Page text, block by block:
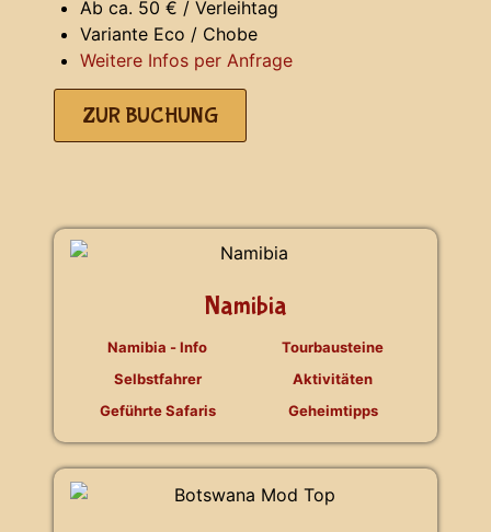
Ab ca. 50 € / Verleihtag
Variante Eco / Chobe
Weitere Infos per Anfrage
ZUR BUCHUNG
Namibia
Namibia - Info
Selbstfahrer
Geführte Safaris
Tourbausteine
Aktivitäten
Geheimtipps